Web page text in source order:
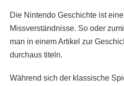
Die Nintendo Geschichte ist
Missverständnisse. So oder
man in einem Artikel zur
durchaus titeln.
Während sich der klassische